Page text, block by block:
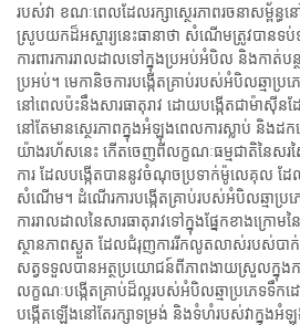
របស់វា ខណៈពេលដែលរក្សាស្ថេរភាពរចនាសម្ព័ន្ធ​
ស្រូបយកដ៏អស្ចារ្យនេះធានាថា សំណើមត្រូវបានទ
ការពារការរាលដាលទៅក្នុងប្រអប់អំបិល និងកាត់ប
ប្រអប់។ មេកានិចការបង្កើតគ្រាប់របស់អំបិលឆ្មាប្រ
នៅពេលប៉ះនឹងសារធាតុរាវ ដោយបង្កើតជាម៉ាស៊ី
នៅតែមានស្ថេរភាពក្នុងអំឡុងពេលការស្លាប់ និងដ
យ៉ាងរហ័សនេះ កើតចេញពីលក្ខណៈធម្មជាតិនៃស
ការ ដែលបង្កើតបាននូវចំណុចប្រទាក់ម៉ូលេគុល ដែ
សំណើម។ ដំណើរការបង្កើតគ្រាប់របស់អំបិលឆ្មាប្រភ
ការរាលដាលនៃសារធាតុរាវទៅក្នុងផ្នែកខាងក្រោ
ស្ថានភាពស្ងួត ដែលជំរុញការរីកលូតលាស់របស់បាក់ត
សត្វទទួលបានអត្ថប្រយោជន៍ពីភាពងាយស្រួលក្នុង
លក្ខណៈបង្កើតគ្រាប់ដ៏ល្អរបស់អំបិលឆ្មាប្រភេទទឹក
បង្កើតឡើងនៅតែរក្សាទម្រង់ និងទំហំរបស់វាក្នុងអំឡុ